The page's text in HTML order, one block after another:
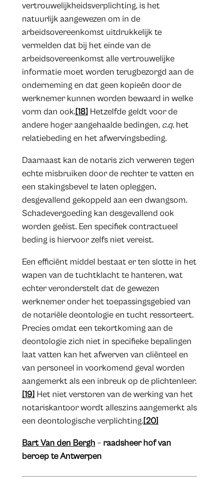
vertrouwelijkheidsverplichting, is het
natuurlijk aangewezen om in de
arbeidsovereenkomst uitdrukkelijk te
vermelden dat bij het einde van de
arbeidsovereenkomst alle vertrouwelijke
informatie moet worden terugbezorgd aan de
onderneming en dat geen kopieën door de
werknemer kunnen worden bewaard in welke
vorm dan ook.[18] Hetzelfde geldt voor de
andere hoger aangehaalde bedingen, c.q.het
relatiebeding en het afwervingsbeding.
Daarnaast kan de notaris zich verweren tegen
echte misbruiken door de rechter te vatten en
een stakingsbevel te laten opleggen,
desgevallend gekoppeld aan een dwangsom.
Schadevergoeding kan desgevallend ook
worden geëist. Een specifiek contractueel
beding is hiervoor zelfs niet vereist.
Een efficiënt middel bestaat er ten slotte in het
wapen van de tuchtklacht te hanteren, wat
echter veronderstelt dat de gewezen
werknemer onder het toepassingsgebied van
de notariële deontologie en tucht ressorteert.
Precies omdat een tekortkoming aan de
deontologie zich niet in specifieke bepalingen
laat vatten kan het afwerven van cliënteel en
van personeel in voorkomend geval worden
aangemerkt als een inbreuk op de plichtenleer.
[19] Het niet verstoren van de werking van het
notariskantoor wordt alleszins aangemerkt als
een deontologische verplichting.[20]
Bart Van den Bergh – raadsheer hof van
beroep te Antwerpen